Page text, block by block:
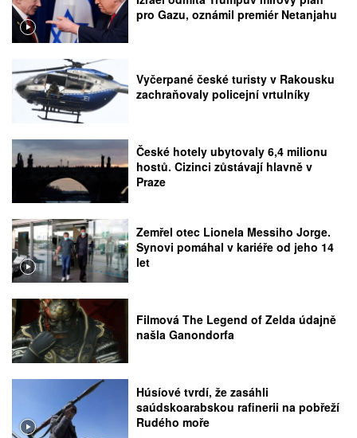
pro Gazu, oznámil premiér Netanjahu
Vyčerpané české turisty v Rakousku
zachraňovaly policejní vrtulníky
České hotely ubytovaly 6,4 milionu
hostů. Cizinci zůstávají hlavně v
Praze
Zemřel otec Lionela Messiho Jorge.
Synovi pomáhal v kariéře od jeho 14
let
Filmová The Legend of Zelda údajně
našla Ganondorfa
Húsíové tvrdí, že zasáhli
saúdskoarabskou rafinerii na pobřeží
Rudého moře